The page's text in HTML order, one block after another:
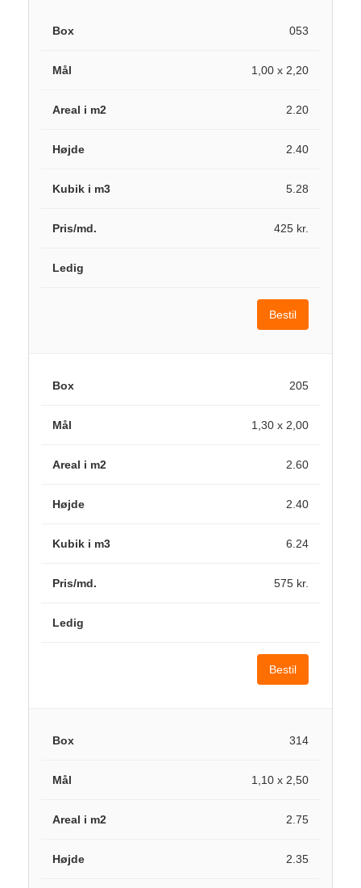
053
1,00 x 2,20
2.20
2.40
5.28
425 kr.
Bestil
205
1,30 x 2,00
2.60
2.40
6.24
575 kr.
Bestil
314
1,10 x 2,50
2.75
2.35